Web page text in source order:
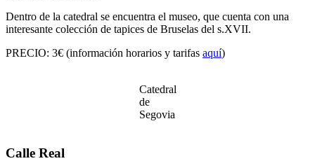
Dentro de la catedral se encuentra el museo, que cuenta con una
interesante colección de tapices de Bruselas del s.XVII.
PRECIO: 3€ (información horarios y tarifas aquí)
Catedral
de
Segovia
Calle Real